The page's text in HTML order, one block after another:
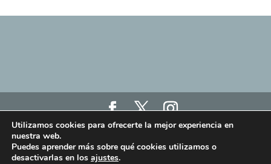
Haz click aquí para ver nuestro Aviso Legal, Política
de Privacidad y Política de Cookies
Haz click aquí para ver los términos y condiciones
Utilizamos cookies para ofrecerte la mejor experiencia en
nuestra web.
Puedes aprender más sobre qué cookies utilizamos o
desactivarlas en los ajustes.